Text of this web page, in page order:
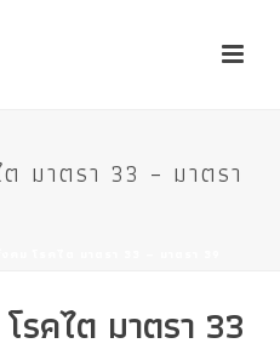
มาตรา 33 – มาตรา
คไต มาตรา 33